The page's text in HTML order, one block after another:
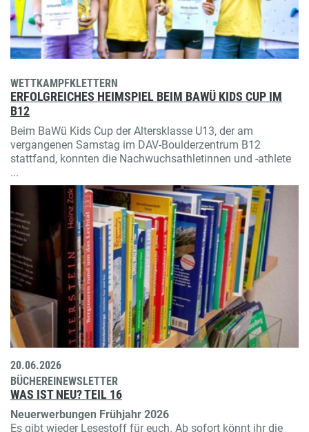
WETTKAMPFKLETTERN
ERFOLGREICHES HEIMSPIEL BEIM BAWÜ KIDS CUP IM
B12
Beim BaWü Kids Cup der Altersklasse U13, der am
vergangenen Samstag im DAV-Boulderzentrum B12
stattfand, konnten die Nachwuchsathletinnen und -athlete
...
20.06.2026
BÜCHEREINEWSLETTER
WAS IST NEU? TEIL 16
Neuerwerbungen Frühjahr 2026
Es gibt wieder Lesestoff für euch. Ab sofort könnt ihr die